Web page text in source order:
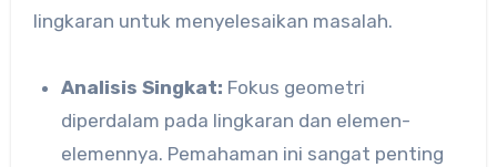
lingkaran untuk menyelesaikan masalah.
Analisis Singkat: Fokus geometri
diperdalam pada lingkaran dan elemen-
elemennya. Pemahaman ini sangat penting